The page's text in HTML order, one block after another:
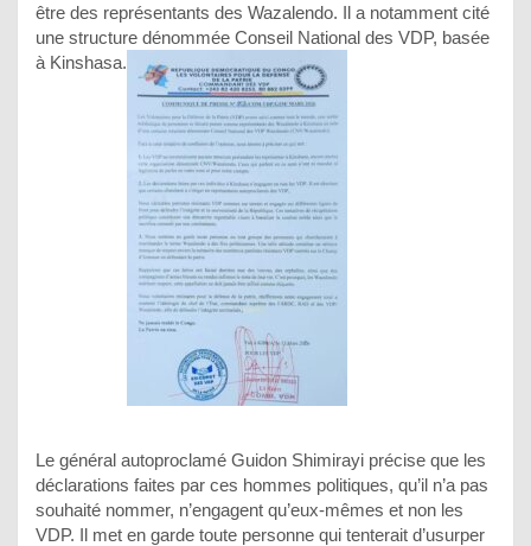
être des représentants des Wazalendo. Il a notamment cité
une structure dénommée Conseil National des VDP, basée
à Kinshasa.
Le général autoproclamé Guidon Shimirayi précise que les
déclarations faites par ces hommes politiques, qu’il n’a pas
souhaité nommer, n’engagent qu’eux-mêmes et non les
VDP. Il met en garde toute personne qui tenterait d’usurper